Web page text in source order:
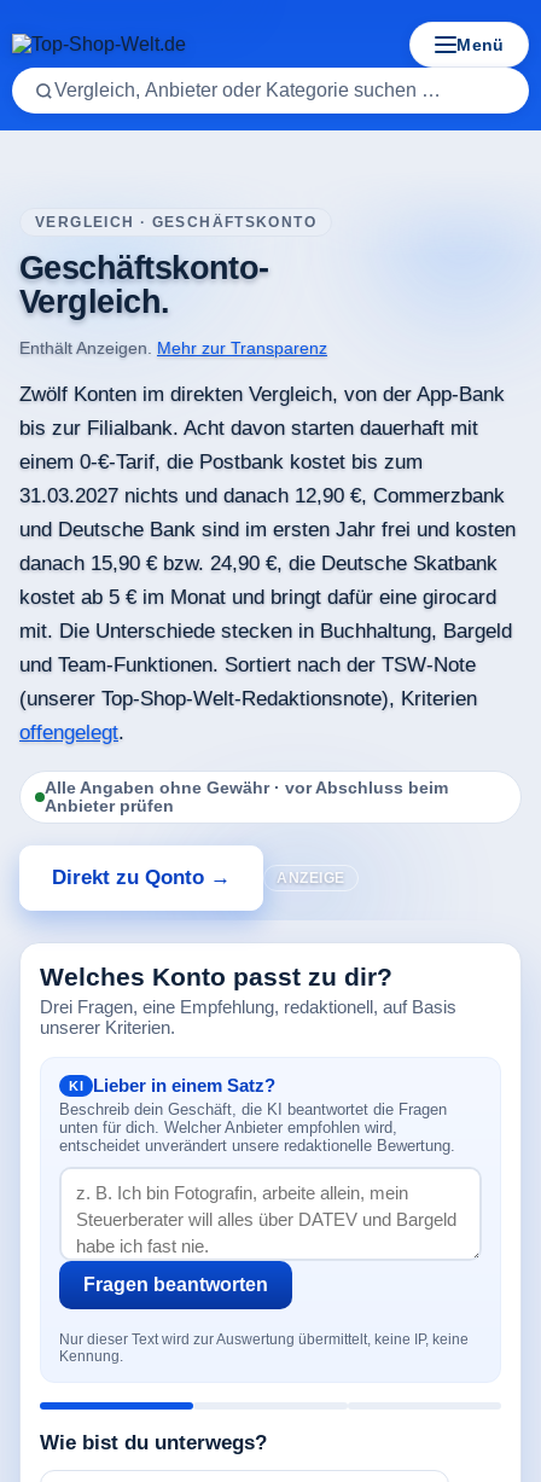
Menü
VERGLEICH · GESCHÄFTSKONTO
Geschäftskonto-
Vergleich.
Enthält Anzeigen. Mehr zur Transparenz
Zwölf Konten im direkten Vergleich, von der App-Bank
bis zur Filialbank. Acht davon starten dauerhaft mit
einem 0-€-Tarif, die Postbank kostet bis zum
31.03.2027 nichts und danach 12,90 €, Commerzbank
und Deutsche Bank sind im ersten Jahr frei und kosten
danach 15,90 € bzw. 24,90 €, die Deutsche Skatbank
kostet ab 5 € im Monat und bringt dafür eine girocard
mit. Die Unterschiede stecken in Buchhaltung, Bargeld
und Team-Funktionen. Sortiert nach der TSW-Note
(unserer Top-Shop-Welt-Redaktionsnote), Kriterien
offengelegt.
Alle Angaben ohne Gewähr · vor Abschluss beim
Anbieter prüfen
Direkt zu Qonto → ANZEIGE
Welches Konto passt zu dir?
Drei Fragen, eine Empfehlung, redaktionell, auf Basis
unserer Kriterien.
KI Lieber in einem Satz?
Beschreib dein Geschäft, die KI beantwortet die Fragen
unten für dich. Welcher Anbieter empfohlen wird,
entscheidet unverändert unsere redaktionelle Bewertung.
Fragen beantworten
Nur dieser Text wird zur Auswertung übermittelt, keine IP, keine
Kennung.
Wie bist du unterwegs?